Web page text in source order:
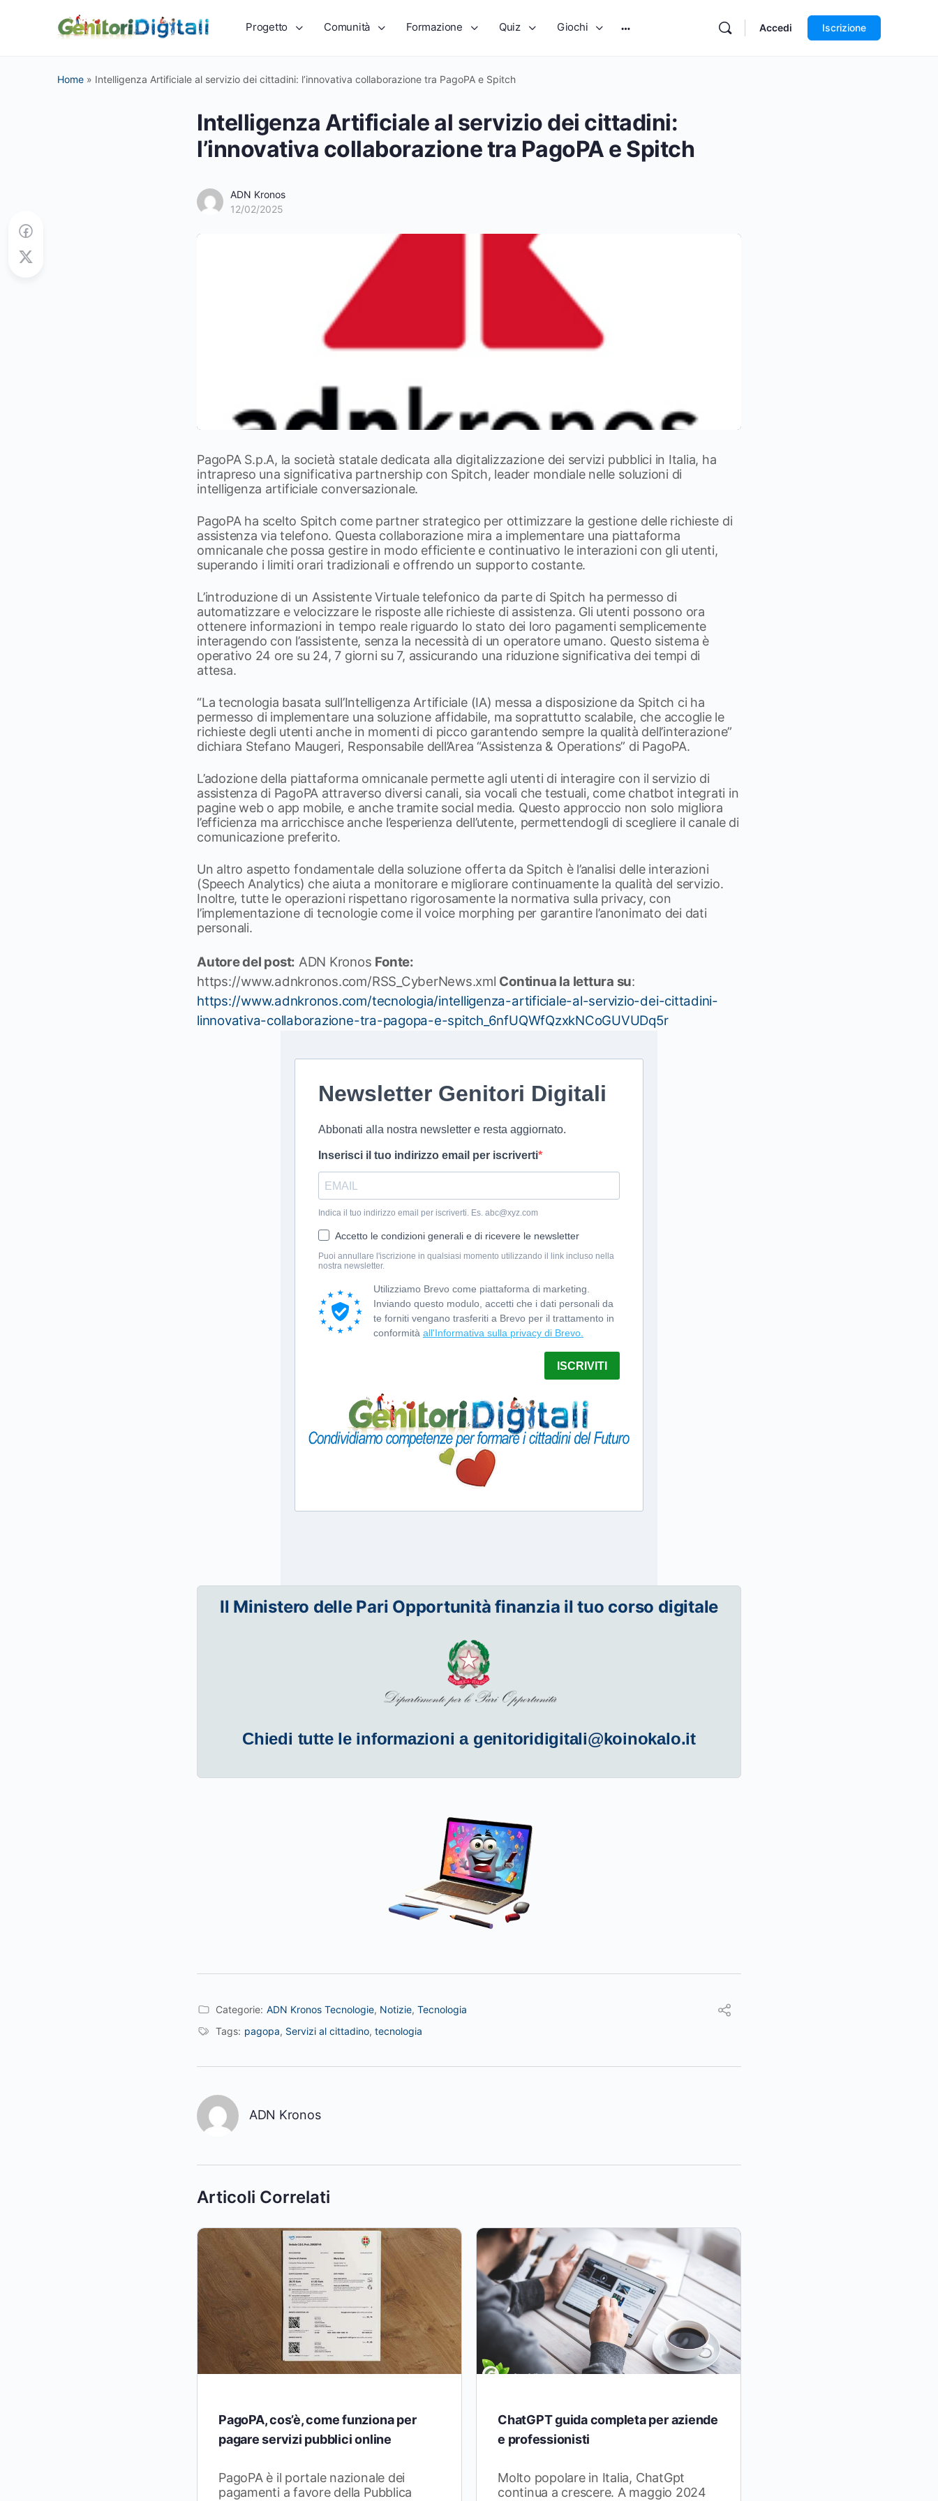
Progetto Comunità Formazione Quiz Giochi Accedi Iscrizione
Home » Intelligenza Artificiale al servizio dei cittadini: l’innovativa collaborazione tra PagoPA e Spitch
Intelligenza Artificiale al servizio dei cittadini:
l’innovativa collaborazione tra PagoPA e Spitch
ADN Kronos
12/02/2025
PagoPA S.p.A, la società statale dedicata alla digitalizzazione dei servizi pubblici in Italia, ha
intrapreso una significativa partnership con Spitch, leader mondiale nelle soluzioni di
intelligenza artificiale conversazionale.
PagoPA ha scelto Spitch come partner strategico per ottimizzare la gestione delle richieste di
assistenza via telefono. Questa collaborazione mira a implementare una piattaforma
omnicanale che possa gestire in modo efficiente e continuativo le interazioni con gli utenti,
superando i limiti orari tradizionali e offrendo un supporto costante.
L’introduzione di un Assistente Virtuale telefonico da parte di Spitch ha permesso di
automatizzare e velocizzare le risposte alle richieste di assistenza. Gli utenti possono ora
ottenere informazioni in tempo reale riguardo lo stato dei loro pagamenti semplicemente
interagendo con l’assistente, senza la necessità di un operatore umano. Questo sistema è
operativo 24 ore su 24, 7 giorni su 7, assicurando una riduzione significativa dei tempi di
attesa.
“La tecnologia basata sull’Intelligenza Artificiale (IA) messa a disposizione da Spitch ci ha
permesso di implementare una soluzione affidabile, ma soprattutto scalabile, che accoglie le
richieste degli utenti anche in momenti di picco garantendo sempre la qualità dell’interazione”
dichiara Stefano Maugeri, Responsabile dell’Area “Assistenza & Operations” di PagoPA.
L’adozione della piattaforma omnicanale permette agli utenti di interagire con il servizio di
assistenza di PagoPA attraverso diversi canali, sia vocali che testuali, come chatbot integrati in
pagine web o app mobile, e anche tramite social media. Questo approccio non solo migliora
l’efficienza ma arricchisce anche l’esperienza dell’utente, permettendogli di scegliere il canale di
comunicazione preferito.
Un altro aspetto fondamentale della soluzione offerta da Spitch è l’analisi delle interazioni
(Speech Analytics) che aiuta a monitorare e migliorare continuamente la qualità del servizio.
Inoltre, tutte le operazioni rispettano rigorosamente la normativa sulla privacy, con
l’implementazione di tecnologie come il voice morphing per garantire l’anonimato dei dati
personali.
Autore del post: ADN Kronos Fonte:
https://www.adnkronos.com/RSS_CyberNews.xml Continua la lettura su:
https://www.adnkronos.com/tecnologia/intelligenza-artificiale-al-servizio-dei-cittadini-
linnovativa-collaborazione-tra-pagopa-e-spitch_6nfUQWfQzxkNCoGUVUDq5r
Il Ministero delle Pari Opportunità finanzia il tuo corso digitale
Chiedi tutte le informazioni a genitoridigitali@koinokalo.it
Categorie: ADN Kronos Tecnologie, Notizie, Tecnologia
Tags: pagopa, Servizi al cittadino, tecnologia
ADN Kronos
Articoli Correlati
PagoPA, cos’è, come funziona per
pagare servizi pubblici online
PagoPA è il portale nazionale dei
pagamenti a favore della Pubblica
ChatGPT guida completa per aziende
e professionisti
Molto popolare in Italia, ChatGpt
continua a crescere. A maggio 2024